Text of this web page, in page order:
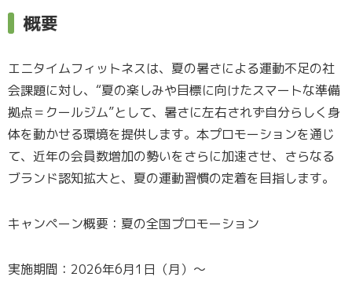
概要
エニタイムフィットネスは、夏の暑さによる運動不足の社
会課題に対し、“夏の楽しみや目標に向けたスマートな準備
拠点＝クールジム”として、暑さに左右されず自分らしく身
体を動かせる環境を提供します。本プロモーションを通じ
て、近年の会員数増加の勢いをさらに加速させ、さらなる
ブランド認知拡大と、夏の運動習慣の定着を目指します。
キャンペーン概要：夏の全国プロモーション
実施期間：2026年6月1日（月）～